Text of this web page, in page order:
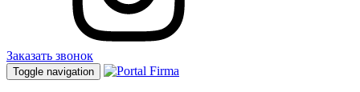
Заказать звонок
Toggle navigation